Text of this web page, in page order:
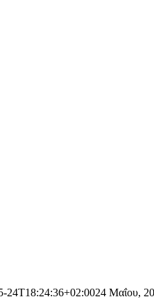
24T18:24:36+02:0024 Μαΐου,